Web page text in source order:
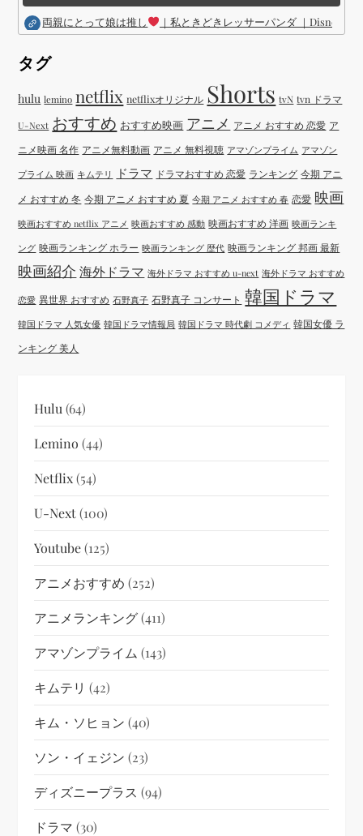
両親にとって娘は推し ｜私ときどきレッサーパンダ ｜Disney (
タグ
hulu lemino netflix netflixオリジナル Shorts tvN tvn ドラマ
U-Next おすすめ おすすめ映画 アニメ アニメ おすすめ 恋愛 ア
ニメ映画 名作 アニメ無料動画 アニメ 無料視聴 アマゾンプライム アマゾン
プライム 映画 キムテリ ドラマ ドラマおすすめ 恋愛 ランキング 今期 アニ
メ おすすめ 冬 今期 アニメ おすすめ 夏 今期 アニメ おすすめ 春 恋愛 映画
映画おすすめ netflix アニメ 映画おすすめ 感動 映画おすすめ 洋画 映画ランキ
ング 映画ランキング ホラー 映画ランキング 歴代 映画ランキング 邦画 最新
映画紹介 海外ドラマ 海外ドラマ おすすめ u-next 海外ドラマ おすすめ
恋愛 異世界 おすすめ 石野真子 石野真子 コンサート 韓国ドラマ
韓国ドラマ 人気女優 韓国ドラマ情報局 韓国ドラマ 時代劇 コメディ 韓国女優 ラ
ンキング 美人
Hulu (64)
Lemino (44)
Netflix(54)
U-Next(100)
Youtube(125)
アニメおすすめ (252)
アニメランキング(411)
アマゾンプライム (143)
キムテリ (42)
キム・ソヒョン (40)
ソン・イェジン (23)
ディズニープラス (94)
ドラマ (30)